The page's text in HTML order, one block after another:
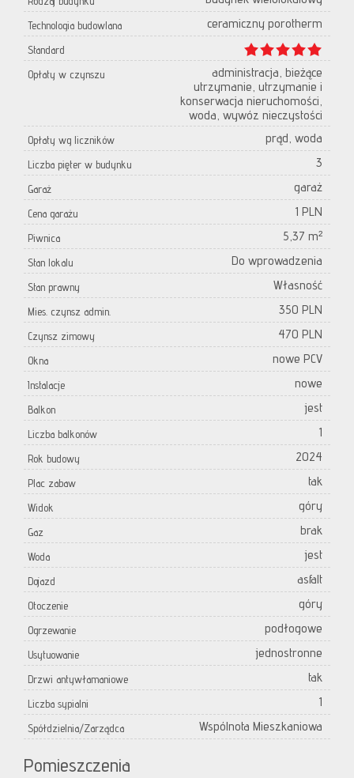
Technologia budowlana ceramiczny porotherm
Standard
Opłaty w czynszu
administracja, bieżące
utrzymanie, utrzymanie i
konserwacja nieruchomości,
woda, wywóz nieczystości
Opłaty wg liczników prąd, woda
Liczba pięter w budynku 3
Garaż garaż
Cena garażu 1 PLN
Piwnica 5,37 m²
Stan lokalu Do wprowadzenia
Stan prawny Własność
Mies. czynsz admin. 350 PLN
Czynsz zimowy 470 PLN
Okna nowe PCV
Instalacje nowe
Balkon jest
Liczba balkonów 1
Rok budowy 2024
Plac zabaw tak
Widok góry
Gaz brak
Woda jest
Dojazd asfalt
Otoczenie góry
Ogrzewanie podłogowe
Usytuowanie jednostronne
Drzwi antywłamaniowe tak
Liczba sypialni 1
Spółdzielnia/Zarządca Wspólnota Mieszkaniowa
Pomieszczenia